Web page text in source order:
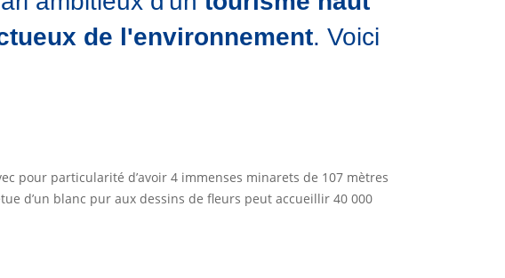
de l'environnement. Voici
pour particularité d’avoir 4 immenses minarets de 107 mètres
d’un blanc pur aux dessins de ﬂeurs peut accueillir 40 000